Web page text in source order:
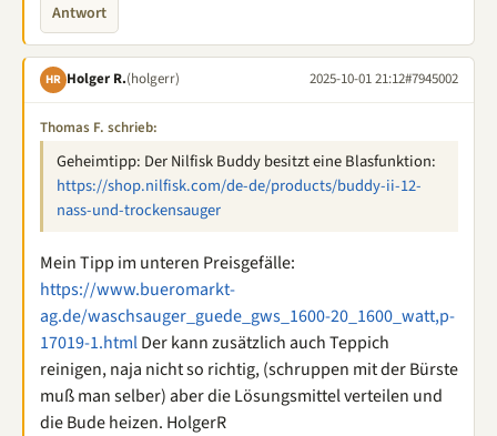
Antwort
HR Holger R.(holgerr) 2025-10-01 21:12#7945002
Thomas F. schrieb:
Geheimtipp: Der Nilfisk Buddy besitzt eine Blasfunktion:
https://shop.nilfisk.com/de-de/products/buddy-ii-12-
nass-und-trockensauger
Mein Tipp im unteren Preisgefälle:
https://www.bueromarkt-
ag.de/waschsauger_guede_gws_1600-20_1600_watt,p-
17019-1.htmlDer kann zusätzlich auch Teppich
reinigen, naja nicht so richtig, (schruppen mit der Bürste
muß man selber) aber die Lösungsmittel verteilen und
die Bude heizen. HolgerR